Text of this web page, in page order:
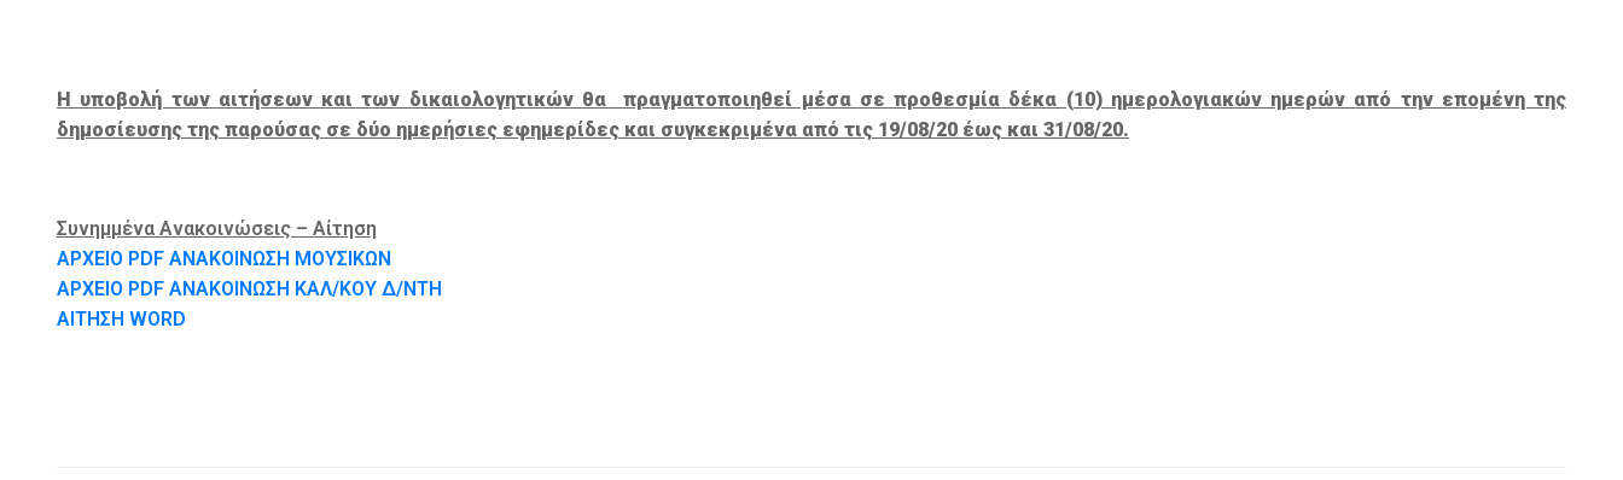
Η υποβολή των αιτήσεων και των δικαιολογητικών θα πραγματοποιηθεί μέσα σε προθεσμία δέκα (10) ημερολογιακών ημερών από την επομένη της
δημοσίευσης της παρούσας σε δύο ημερήσιες εφημερίδες και συγκεκριμένα από τις 19/08/20 έως και 31/08/20.
Συνημμένα Ανακοινώσεις – Αίτηση
ΑΡΧΕΙΟ PDF ΑΝΑΚΟΙΝΩΣΗ ΜΟΥΣΙΚΩΝ
ΑΡΧΕΙΟ PDF ΑΝΑΚΟΙΝΩΣΗ ΚΑΛ/ΚΟΥ Δ/ΝΤΗ
ΑΙΤΗΣΗ WORD